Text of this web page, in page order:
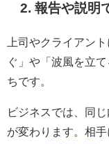
2.報告や説明
上司やクライアン
ぐ」や「波風を立
ちです。
ビジネスでは、同
が変わります。相